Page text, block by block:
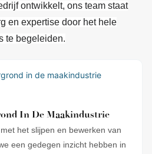
ontwikkelt, ons team staat
en expertise door het hele
te begeleiden.
In De Maakindustrie
het slijpen en bewerken van
een gedegen inzicht hebben in